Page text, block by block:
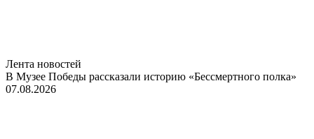
Лента новостей
В Музее Победы рассказали историю «Бессмертного полка»
07.08.2026